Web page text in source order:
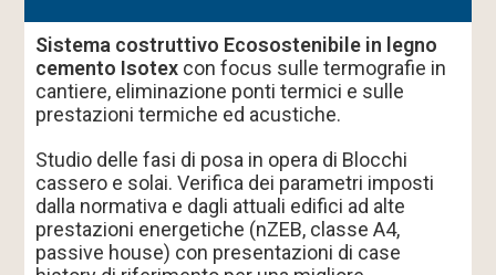
Sistema costruttivo Ecosostenibile in legno
cemento Isotex con focus sulle termografie in
cantiere, eliminazione ponti termici e sulle
prestazioni termiche ed acustiche.
Studio delle fasi di posa in opera di Blocchi
cassero e solai. Verifica dei parametri imposti
dalla normativa e dagli attuali edifici ad alte
prestazioni energetiche (nZEB, classe A4,
passive house) con presentazioni di case